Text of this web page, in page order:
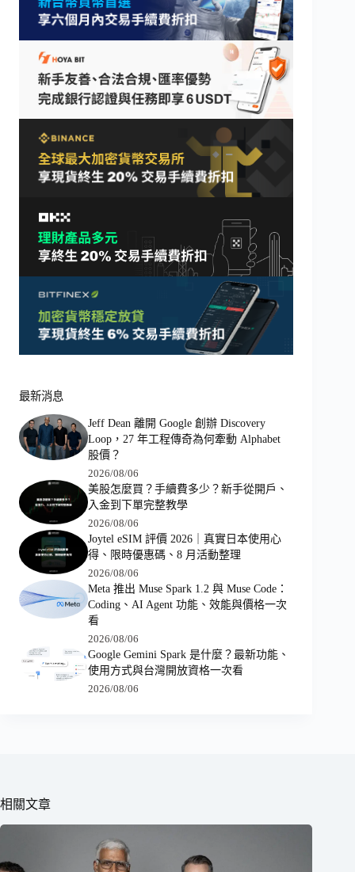
最新消息
Jeff Dean 離開 Google 創辦 Discovery
Loop，27 年工程傳奇為何牽動 Alphabet
股價？
2026/08/06
美股怎麼買？手續費多少？新手從開戶、
入金到下單完整教學
2026/08/06
Joytel eSIM 評價 2026｜真實日本使用心
得、限時優惠碼、8 月活動整理
2026/08/06
Meta 推出 Muse Spark 1.2 與 Muse Code：
Coding、AI Agent 功能、效能與價格一次
看
2026/08/06
Google Gemini Spark 是什麼？最新功能、
使用方式與台灣開放資格一次看
2026/08/06
相關文章